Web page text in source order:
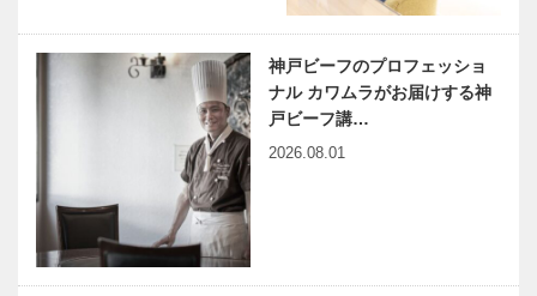
神戸ビーフのプロフェッショ
ナル カワムラがお届けする神
戸ビーフ講…
2026.08.01